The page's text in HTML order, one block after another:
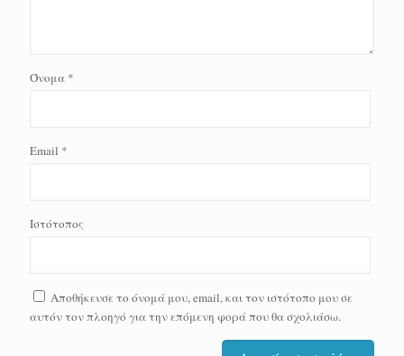
Όνομα *
Email *
Ιστότοπος
Αποθήκευσε το όνομά μου, email, και τον ιστότοπο μου σε
αυτόν τον πλοηγό για την επόμενη φορά που θα σχολιάσω.